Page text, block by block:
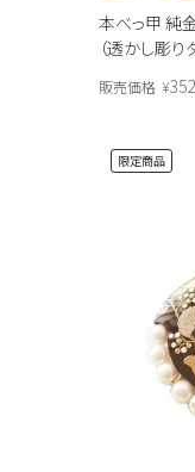
本べっ甲 純
（透かし彫り
販売価格 ¥
限定商品